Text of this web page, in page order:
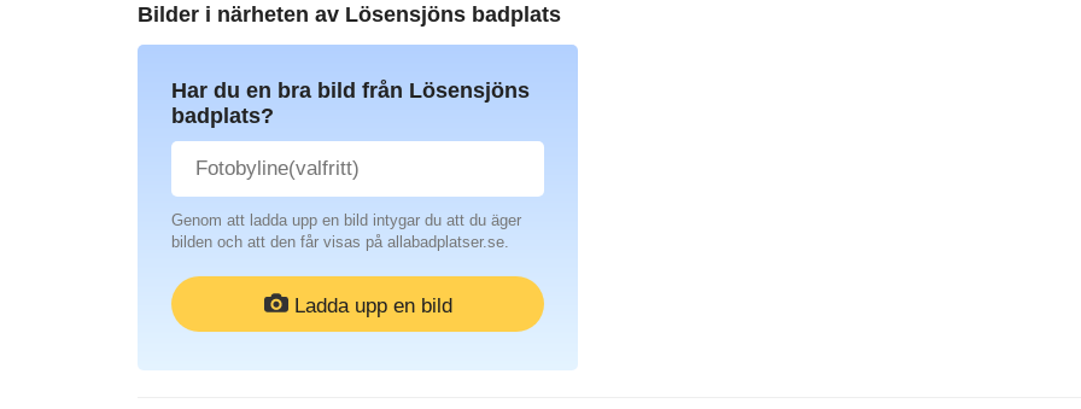
Bilder i närheten av Lösensjöns badplats
Har du en bra bild från Lösensjöns
badplats?
Genom att ladda upp en bild intygar du att du äger
bilden och att den får visas på allabadplatser.se.
Ladda upp en bild